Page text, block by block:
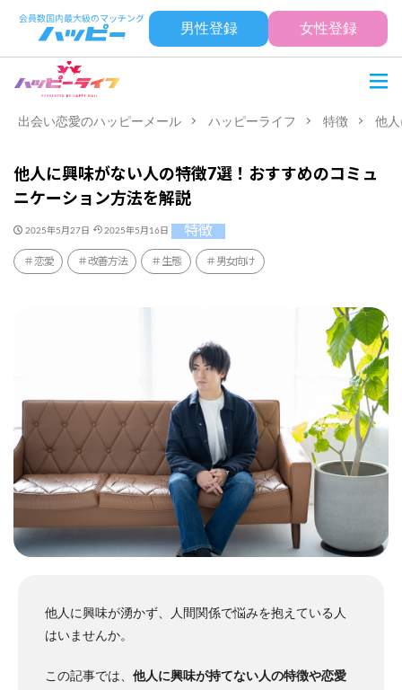
男性登録 女性登録
出会い恋愛のハッピーメール ハッピーライフ 特徴 他
他人に興味がない人の特徴7選！おすすめのコミュ
ニケーション方法を解説
2025年5月27日 2025年5月16日 特徴
恋愛 改善方法 生態 男女向け
他人に興味が湧かず、人間関係で悩みを抱えている人
はいませんか。
この記事では、 他人に興味が持てない人の特徴や恋愛